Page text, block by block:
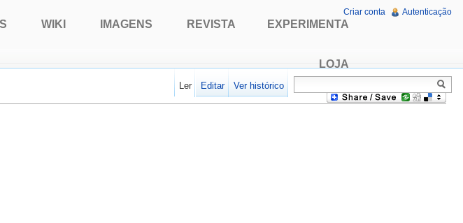
WIKI IMAGENS REVISTA EXPERIMENTA
LOJA
Criar conta Autenticação
Ler Editar Ver histórico